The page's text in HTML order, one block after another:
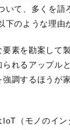
いて、多くを語
下のような理由
要素を勘案して
れるアップル
調するほうが
IoT（モノのイ